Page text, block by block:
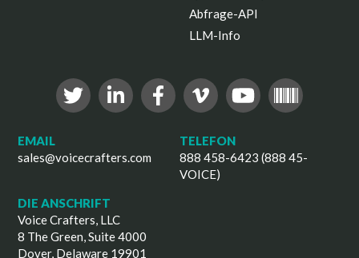
Abfrage-API
LLM-Info
EMAIL
sales@voicecrafters.com
TELEFON
888 458-6423 (888 45-
VOICE)
DIE ANSCHRIFT
Voice Crafters, LLC
8 The Green, Suite 4000
Dover, Delaware 19901